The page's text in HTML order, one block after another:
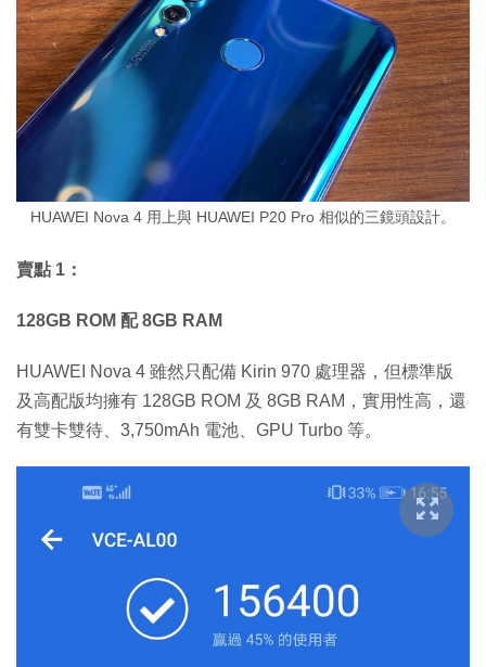
HUAWEI Nova 4 用上與 HUAWEI P20 Pro 相似的三鏡頭設計。
賣點 1：
128GB ROM 配 8GB RAM
HUAWEI Nova 4 雖然只配備 Kirin 970 處理器，但標準版
及高配版均擁有 128GB ROM 及 8GB RAM，實用性高，還
有雙卡雙待、3,750mAh 電池、GPU Turbo 等。